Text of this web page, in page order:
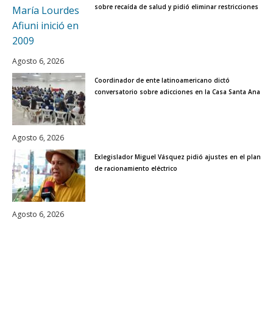
sobre recaída de salud y pidió eliminar restricciones
Agosto 6, 2026
Coordinador de ente latinoamericano dictó
conversatorio sobre adicciones en la Casa Santa Ana
Agosto 6, 2026
Exlegislador Miguel Vásquez pidió ajustes en el plan
de racionamiento eléctrico
Agosto 6, 2026